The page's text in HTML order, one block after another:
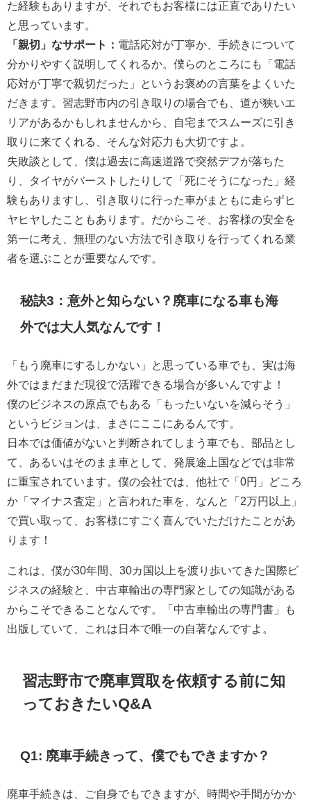
た経験もありますが、それでもお客様には正直でありたい
と思っています。
「親切」なサポート： 電話応対が丁寧か、手続きについて
分かりやすく説明してくれるか。僕らのところにも「電話
応対が丁寧で親切だった」というお褒めの言葉をよくいた
だきます。習志野市内の引き取りの場合でも、道が狭いエ
リアがあるかもしれませんから、自宅までスムーズに引き
取りに来てくれる、そんな対応力も大切ですよ。
失敗談として、僕は過去に高速道路で突然デフが落ちた
り、タイヤがバーストしたりして「死にそうになった」経
験もありますし、引き取りに行った車がまともに走らずヒ
ヤヒヤしたこともあります。だからこそ、お客様の安全を
第一に考え、無理のない方法で引き取りを行ってくれる業
者を選ぶことが重要なんです。
秘訣3：意外と知らない？廃車になる車も海
外では大人気なんです！
「もう廃車にするしかない」と思っている車でも、実は海
外ではまだまだ現役で活躍できる場合が多いんですよ！
僕のビジネスの原点でもある「もったいないを減らそう」
というビジョンは、まさにここにあるんです。
日本では価値がないと判断されてしまう車でも、部品とし
て、あるいはそのまま車として、発展途上国などでは非常
に重宝されています。僕の会社では、他社で「0円」どころ
か「マイナス査定」と言われた車を、なんと「2万円以上」
で買い取って、お客様にすごく喜んでいただけたことがあ
ります！
これは、僕が30年間、30カ国以上を渡り歩いてきた国際ビ
ジネスの経験と、中古車輸出の専門家としての知識がある
からこそできることなんです。「中古車輸出の専門書」も
出版していて、これは日本で唯一の自著なんですよ。
習志野市で廃車買取を依頼する前に知
っておきたいQ&A
Q1: 廃車手続きって、僕でもできますか？
廃車手続きは、ご自身でもできますが、時間や手間がかか